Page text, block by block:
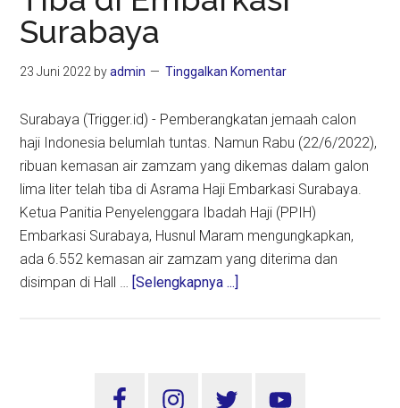
Surabaya
23 Juni 2022 byadmin Tinggalkan Komentar
Surabaya (Trigger.id) - Pemberangkatan jemaah calon
haji Indonesia belumlah tuntas. Namun Rabu (22/6/2022),
ribuan kemasan air zamzam yang dikemas dalam galon
lima liter telah tiba di Asrama Haji Embarkasi Surabaya.
Ketua Panitia Penyelenggara Ibadah Haji (PPIH)
Embarkasi Surabaya, Husnul Maram mengungkapkan,
ada 6.552 kemasan air zamzam yang diterima dan
disimpan di Hall … [Selengkapnya ...]
Zamzam
Sidebar